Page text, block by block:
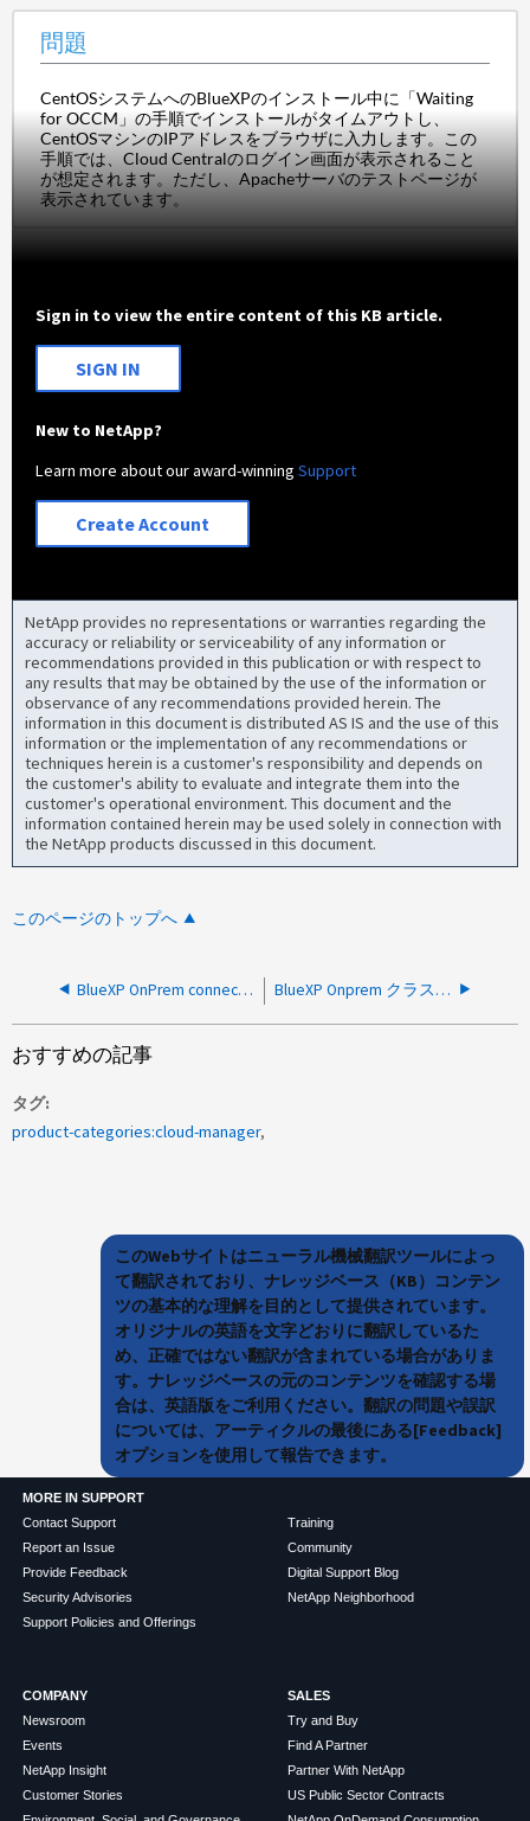
問題
CentOSシステムへのBlueXPのインストール中に「Waiting
for OCCM」の手順でインストールがタイムアウトし、
CentOSマシンのIPアドレスをブラウザに入力します。この
手順では、Cloud Centralのログイン画面が表示されること
が想定されます。ただし、Apacheサーバのテストページが
表示されています。
Sign in to view the entire content of this KB article.
SIGN IN
New to NetApp?
Learn more about our award-winningSupport
Create Account
NetApp provides no representations or warranties regarding the
accuracy or reliability or serviceability of any information or
recommendations provided in this publication or with respect to
any results that may be obtained by the use of the information or
observance of any recommendations provided herein. The
information in this document is distributed AS IS and the use of this
information or the implementation of any recommendations or
techniques herein is a customer's responsibility and depends on
the customer's ability to evaluate and integrate them into the
customer's operational environment. This document and the
information contained herein may be used solely in connection with
the NetApp products discussed in this document.
このページのトップへ
BlueXP OnPrem connectorのインストールがサービスを使用できずに失敗する BlueXP Onprem クラスタの検出が SSLException により失敗し、クラスタで TLSv1.2 が無効になっています
おすすめの記事
タグ
product-categories:cloud-manager
このWebサイトはニューラル機械翻訳ツールによっ
て翻訳されており、ナレッジベース（KB）コンテン
ツの基本的な理解を目的として提供されています。
オリジナルの英語を文字どおりに翻訳しているた
め、正確ではない翻訳が含まれている場合がありま
す。ナレッジベースの元のコンテンツを確認する場
合は、英語版をご利用ください。翻訳の問題や誤訳
については、アーティクルの最後にある[Feedback]
オプションを使用して報告できます。
MORE IN SUPPORT
Contact Support
Report an Issue
Provide Feedback
Security Advisories
Support Policies and Offerings
Training
Community
Digital Support Blog
NetApp Neighborhood
COMPANY
Newsroom
Events
NetApp Insight
Customer Stories
SALES
Try and Buy
Find A Partner
Partner With NetApp
US Public Sector Contracts